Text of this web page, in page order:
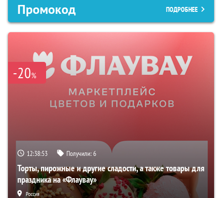
Промокод ПОДРОБНЕЕ
-20%
12:38:52 Получили:6
Торты, пирожные и другие сладости, а также товары для
праздника на «Флаувау»
Россия